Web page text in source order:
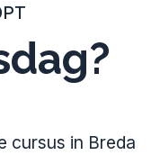
cursus in Breda